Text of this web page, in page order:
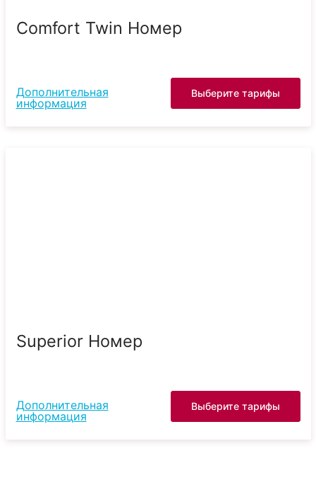
Comfort Twin Номер
Дополнительная
информация
Выберите тарифы
Superior Номер
Дополнительная
информация
Выберите тарифы